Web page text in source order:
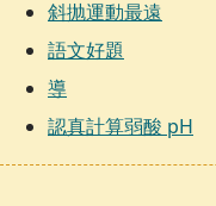
斜抛運動最遠
語文好題
導
認真計算弱酸 pH